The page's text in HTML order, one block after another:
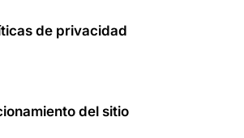
de privacidad
del sitio